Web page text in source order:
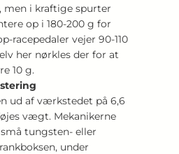
men i kraftige spurter
op i 180-200 g for
racepedaler vejer 90-110
her nørkles der for at
10 g.
ud af værkstedet på 6,6
vægt. Mekanikerne
tungsten- eller
under